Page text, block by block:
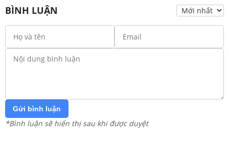
BÌNH LUẬN
Gửi bình luận
*Bình luận sẽ hiển thị sau khi được duyệt